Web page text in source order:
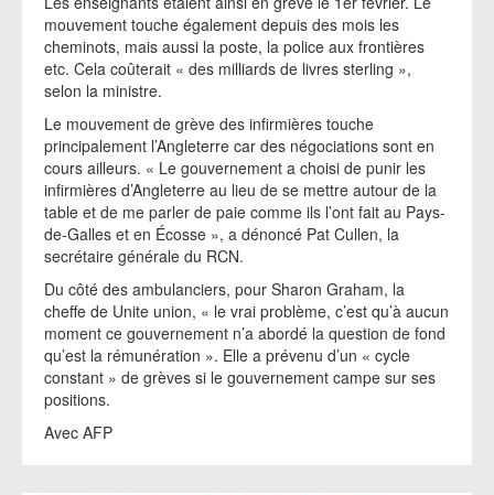
mouvement touche également depuis des mois les
cheminots, mais aussi la poste, la police aux frontières
etc. Cela coûterait « des milliards de livres sterling »,
selon la ministre.
Le mouvement de grève des infirmières touche
principalement l’Angleterre car des négociations sont en
cours ailleurs. « Le gouvernement a choisi de punir les
infirmières d’Angleterre au lieu de se mettre autour de la
table et de me parler de paie comme ils l’ont fait au Pays-
de-Galles et en Écosse », a dénoncé Pat Cullen, la
secrétaire générale du RCN.
Du côté des ambulanciers, pour Sharon Graham, la
cheffe de Unite union, « le vrai problème, c’est qu’à aucun
moment ce gouvernement n’a abordé la question de fond
qu’est la rémunération ». Elle a prévenu d’un « cycle
constant » de grèves si le gouvernement campe sur ses
positions.
Avec AFP